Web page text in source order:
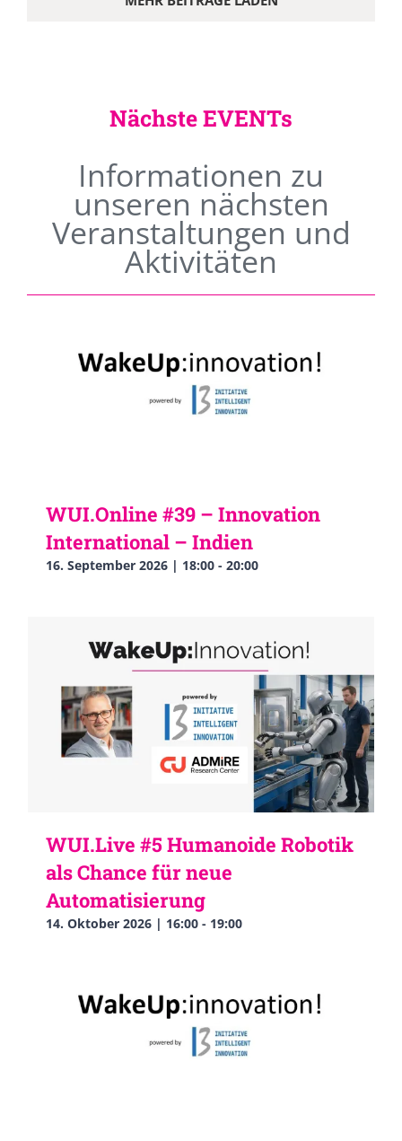
Nächste EVENTs
Informationen zu
unseren nächsten
Veranstaltungen und
Aktivitäten
WUI.Online #39 – Innovation
International – Indien
16. September 2026 | 18:00 - 20:00
WUI.Live #5 Humanoide Robotik
als Chance für neue
Automatisierung
14. Oktober 2026 | 16:00 - 19:00